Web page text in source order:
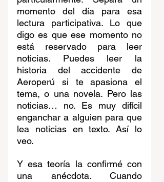
momento del día para esa
lectura participativa. Lo que
digo es que ese momento no
está reservado para leer
noticias. Puedes leer la
historia del accidente de
Aeroperú si te apasiona el
tema, o una novela. Pero las
noticias… no. Es muy difícil
enganchar a alguien para que
lea noticias en texto. Así lo
veo.
Y esa teoría la confirmé con
una anécdota. Cuando